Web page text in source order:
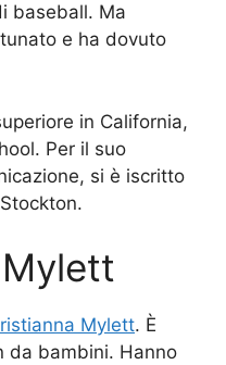
baseball. Ma
e ha dovuto
in California,
Per il suo
si è iscritto
Mylett. È
da bambini. Hanno